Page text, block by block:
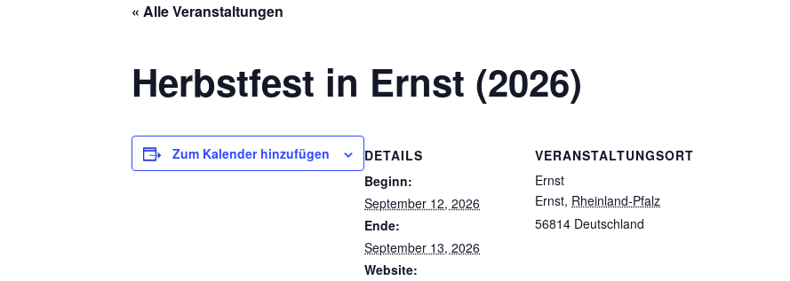
« Alle Veranstaltungen
Herbstfest in Ernst (2026)
Zum Kalender hinzufügen
DETAILS
Beginn:
September 12, 2026
Ende:
September 13, 2026
Website:
VERANSTALTUNGSORT
Ernst
Ernst, Rheinland-Pfalz
56814 Deutschland